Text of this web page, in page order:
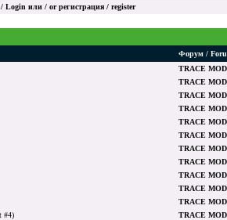
/ Login или / orрегистрация / register
Форум /
TRACE
TRACE
TRACE
TRACE
TRACE
TRACE
TRACE
TRACE
TRACE
TRACE
TRACE
#4) TRACE